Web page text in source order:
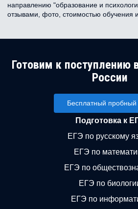
направлению "образование и
отзывами, фото, стоимостью обучения
Готовим к поступлению
России
Бесплатный пробный
Подготовка к
ЕГЭ по русскому
ЕГЭ по
ЕГЭ по
ЕГЭ по
ЕГЭ по